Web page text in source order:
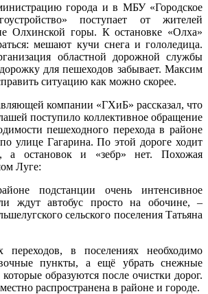
города и в МБУ «Городское
поступает от жителей
Олхинской горы. К остановке «Олха»
мешают кучи снега и гололедица.
областной дорожной службы
для пешеходов забывает. Максим
ситуацию как можно скорее.
компании «ГХиБ» рассказал, что
поступило коллективное обращение
пешеходного перехода в районе
по улице Гагарина. По этой дороге ходит
а остановок и «зебр» нет. Похожая
Луге:
подстанции очень интенсивное
ждут автобус просто на обочине, –
сельского поселения Татьяна
переходов, в поселениях необходимо
пункты, а ещё убрать снежные
образуются после очистки дорог.
распространена в районе и городе.